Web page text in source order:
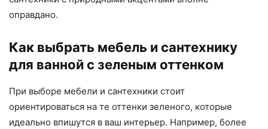
оправдано.
Как выбрать мебель и сантехнику
для ванной с зеленым оттенком
При выборе мебели и сантехники стоит
ориентироваться на те оттенки зеленого, которые
идеально впишутся в ваш интерьер. Например, более